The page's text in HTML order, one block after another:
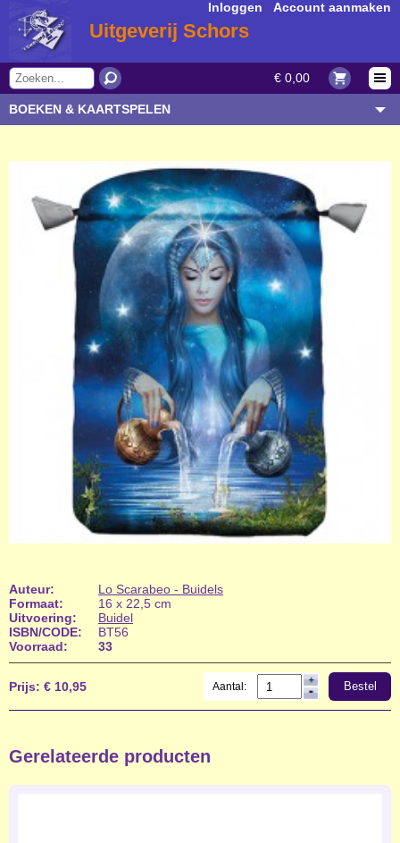
€ 0,00
Inloggen Account aanmaken
Uitgeverij Schors
BOEKEN & KAARTSPELEN
AUTEUR/SOORT
BESTELLEN
Auteur:
Lo Scarabeo - Buidels
Formaat:
16 x 22,5 cm
Uitvoering:
Buidel
ISBN/CODE:
BT56
Voorraad:
33
Prijs: € 10,95 Aantal: Bestel
Gerelateerde producten